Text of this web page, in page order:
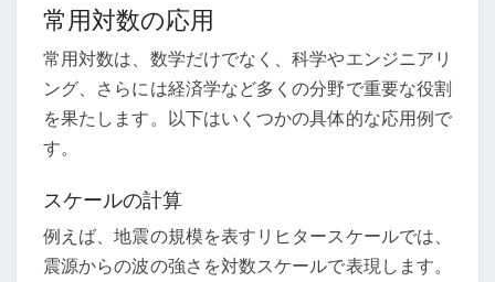
常用対数の応用
常用対数は、数学だけでなく、科学やエンジニアリ
ング、さらには経済学など多くの分野で重要な役割
を果たします。以下はいくつかの具体的な応用例で
す。
スケールの計算
例えば、地震の規模を表すリヒタースケールでは、
震源からの波の強さを対数スケールで表現します。